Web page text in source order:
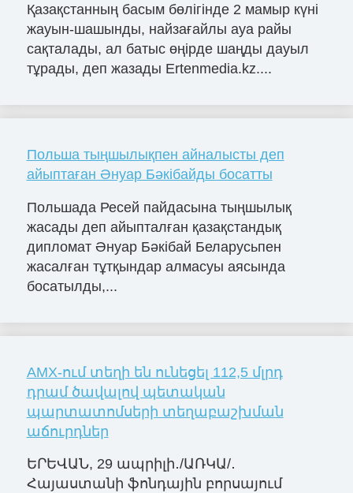
Қазақстанның басым бөлігінде 2 мамыр күні
жауын-шашынды, найзағайлы ауа райы
сақталады, ал батыс өңірде шаңды дауыл
тұрады, деп жазады Ertenmedia.kz....
Польша тыңшылықпен айналысты деп
айыптаған Әнуар Бәкібайды босатты
Польшада Ресей пайдасына тыңшылық
жасады деп айыпталған қазақстандық
дипломат Әнуар Бәкібай Беларусьпен
жасалған тұтқындар алмасуы аясында
босатылды,...
AMX-ում տեղի են ունեցել 112,5 մլրդ
դրամ ծավալով պետական
պարտատոմսերի տեղաբաշխման
աճուրդներ
ԵՐԵՎԱՆ, 29 ապրիլի․/ԱՌԿԱ/․
Հայաստանի ֆոնդային բորսայում